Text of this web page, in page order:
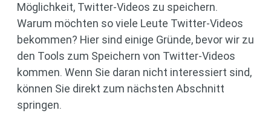
Möglichkeit, Twitter-Videos zu speichern.
Warum möchten so viele Leute Twitter-Videos
bekommen? Hier sind einige Gründe, bevor wir zu
den Tools zum Speichern von Twitter-Videos
kommen. Wenn Sie daran nicht interessiert sind,
können Sie direkt zum nächsten Abschnitt
springen.